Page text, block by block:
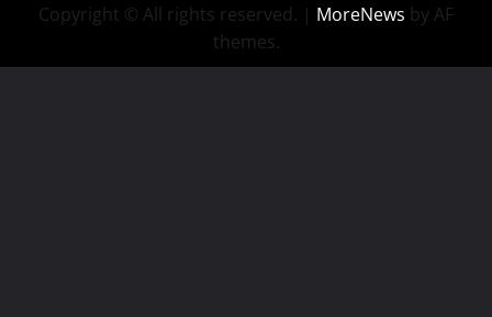
Copyright © All rights reserved. | MoreNews by AF
themes.